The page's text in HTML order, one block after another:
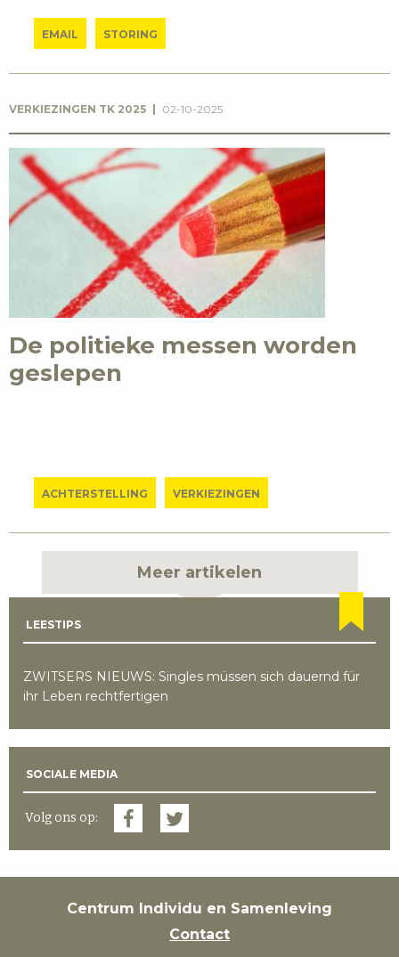
EMAIL STORING
VERKIEZINGEN TK 2025 02-10-2025
De politieke messen worden
geslepen
ACHTERSTELLING VERKIEZINGEN
Meer artikelen
LEESTIPS
ZWITSERS NIEUWS: Singles müssen sich dauernd für
ihr Leben rechtfertigen
SOCIALE MEDIA
Volg ons op:
Centrum Individu en Samenleving
Contact